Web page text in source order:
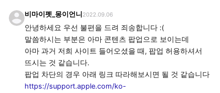
비마이펫_몽이언니 2022.09.06
안녕하세요 우선 불편을 드려 죄송합니다 :(
말씀하시는 부분은 아마 콘텐츠 팝업으로 보이는데
아마 과거 저희 사이트 들어오셨을 때, 팝업 허용하셔서
뜨시는 것 같습니다.
https://support.apple.com/ko-